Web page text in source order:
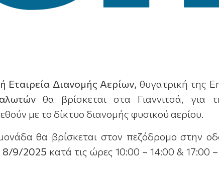
Εταιρεία Διανομής Αερίων, θυγατρική της
θα βρίσκεται στα Γιαννιτσά, για
με το δίκτυο διανομής φυσικού αερίου.
θα βρίσκεται στον πεζόδρομο στην
8/9/2025 κατά τις ώρες 10:00 – 14:00 & 17:00